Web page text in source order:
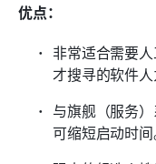
优点：
非常适合需要
才搜寻的软件人
与旗舰（服务
可缩短启动时间